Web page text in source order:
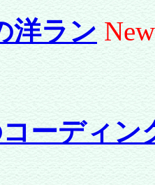
洋ラン
ーディン